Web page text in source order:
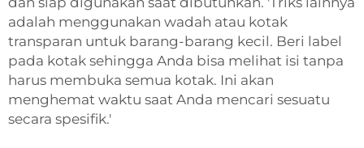
adalah menggunakan wadah atau kotak
transparan untuk barang-barang kecil. Beri label
pada kotak sehingga Anda bisa melihat isi tanpa
harus membuka semua kotak. Ini akan
menghemat waktu saat Anda mencari sesuatu
secara spesifik.'